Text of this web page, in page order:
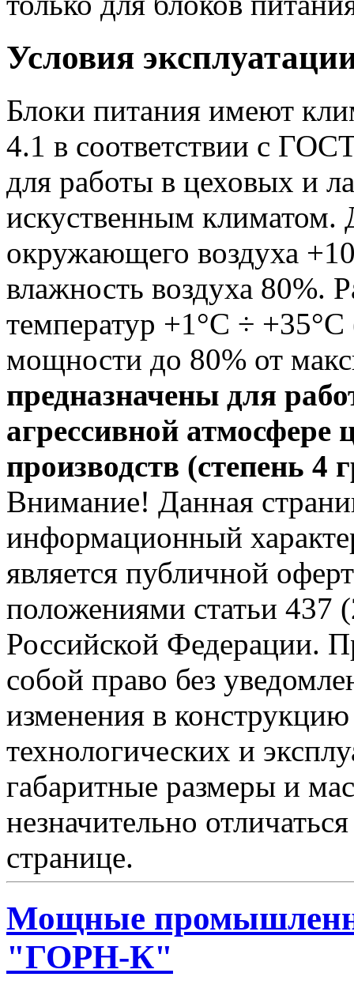
Условия
Блоки питания имеют
4.1 в соответствии с
для работы в цеховых и
искуственным климатом.
окружающего воздуха
влажность воздуха 80%.
температур +1°С ÷
мощности до 80% от
предназначены для
агрессивной атмосфере
производств (степень
Внимание! Данная
информационный
является публичной
положениями статьи 437
Российской Федерации.
собой право без
изменения в
технологических и
габаритные размеры и
незначительно
странице.
Мощные
"ГОРН-К"